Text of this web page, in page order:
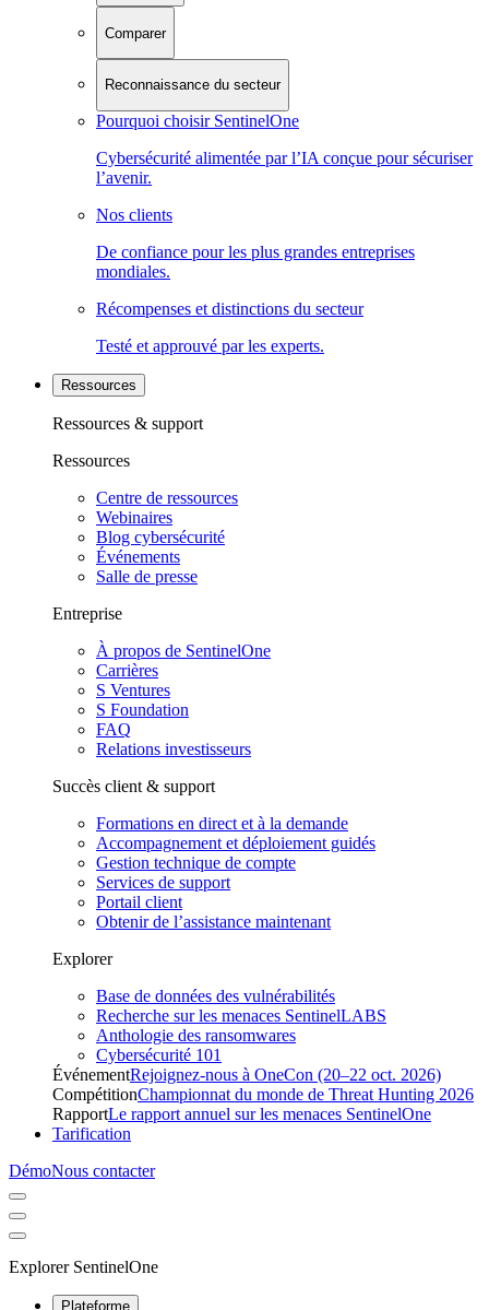
Comparer
Reconnaissance du secteur
Pourquoi choisir SentinelOne
Cybersécurité alimentée par l’IA conçue pour sécuriser
l’avenir.
Nos clients
De confiance pour les plus grandes entreprises
mondiales.
Récompenses et distinctions du secteur
Testé et approuvé par les experts.
Ressources
Ressources & support
Ressources
Centre de ressources
Webinaires
Blog cybersécurité
Événements
Salle de presse
Entreprise
À propos de SentinelOne
Carrières
S Ventures
S Foundation
FAQ
Relations investisseurs
Succès client & support
Formations en direct et à la demande
Accompagnement et déploiement guidés
Gestion technique de compte
Services de support
Portail client
Obtenir de l’assistance maintenant
Explorer
Base de données des vulnérabilités
Recherche sur les menaces SentinelLABS
Anthologie des ransomwares
Cybersécurité 101
ÉvénementRejoignez-nous à OneCon (20–22 oct. 2026)
CompétitionChampionnat du monde de Threat Hunting 2026
RapportLe rapport annuel sur les menaces SentinelOne
Tarification
DémoNous contacter
Explorer SentinelOne
Plateforme